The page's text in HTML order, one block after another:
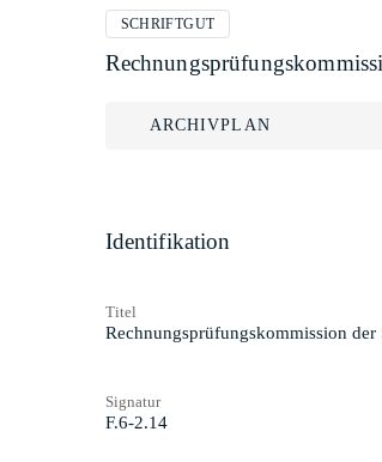
SCHRIFTGUT
ARCHIVPLAN
Identifikation
Titel
Rechnungsprüfungskommission
Signatur
F.6-2.14